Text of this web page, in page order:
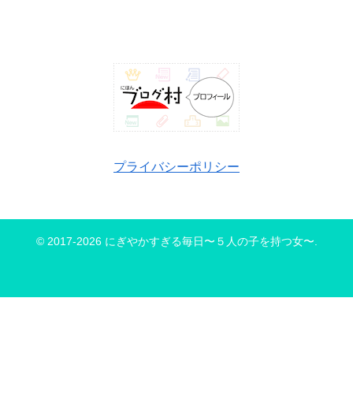
プライバシーポリシー
© 2017-2026 にぎやかすぎる毎日〜５人の子を持つ女〜.